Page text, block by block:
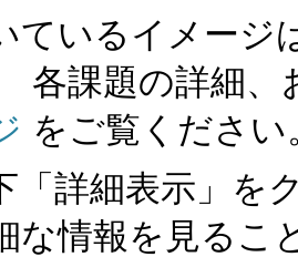
ているイメージ
各課題の詳細
をご覧ください
「詳細表示」
な情報を見るこ